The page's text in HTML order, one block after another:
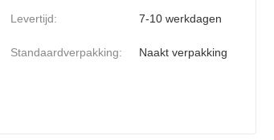
Levertijd: 7-10 werkdagen
Standaardverpakking: Naakt verpakking